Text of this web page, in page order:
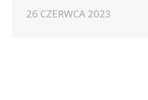
26 CZERWCA 2023